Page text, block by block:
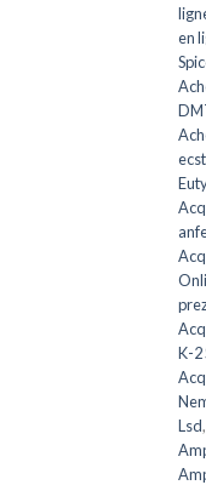
en
K-2
Lsd,